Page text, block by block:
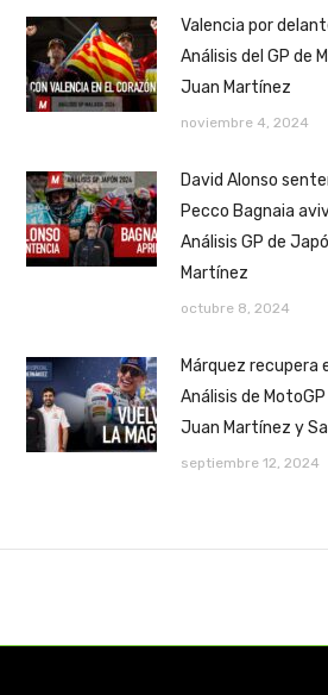
Valencia por
Análisis del GP de
Juan Martínez
noviembre 4, 2024
David Alonso
Pecco Bagnaia
Análisis GP de
Martínez
octubre 8, 2024
Márquez recupera
Análisis de
Juan Martínez y
septiembre 12, 2024